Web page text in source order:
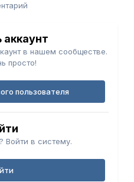
аккаунт
в нашем сообществе.
просто!
пользователя
Войти в систему.